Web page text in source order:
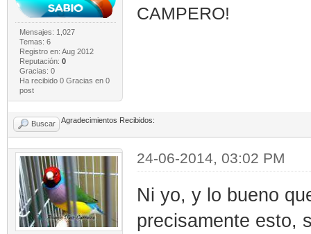
Mensajes: 1,027
Temas: 6
Registro en: Aug 2012
Reputación: 0
Gracias: 0
Ha recibido 0 Gracias en 0
post
CAMPERO!
Buscar Agradecimientos Recibidos:
24-06-2014, 03:02 PM
Ni yo, y lo bueno
precisamente esto,